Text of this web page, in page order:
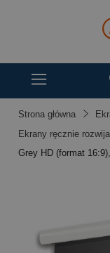
Strona główna
Ekrany ręcznie
Grey HD (format